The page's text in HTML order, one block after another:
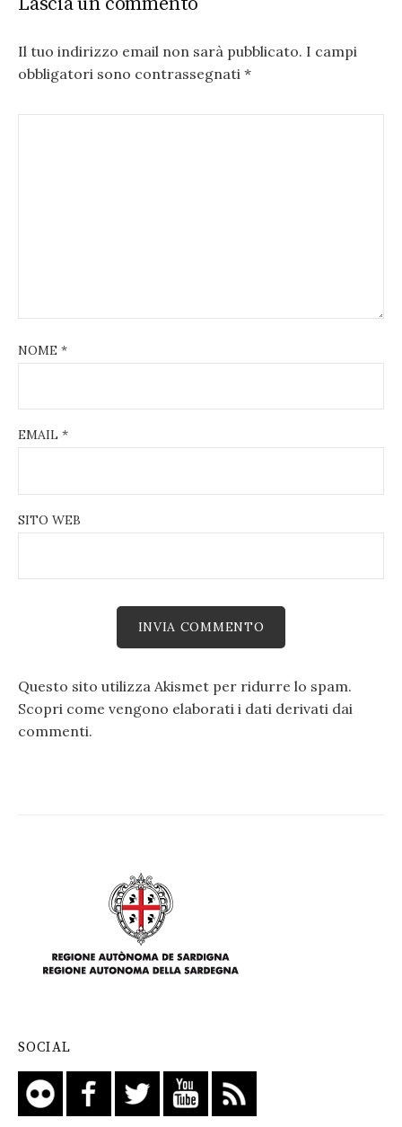
Il tuo indirizzo email non sarà pubblicato. I campi
obbligatori sono contrassegnati *
NOME *
EMAIL *
SITO WEB
Questo sito utilizza Akismet per ridurre lo spam.
Scopri come vengono elaborati i dati derivati dai
commenti.
SOCIAL